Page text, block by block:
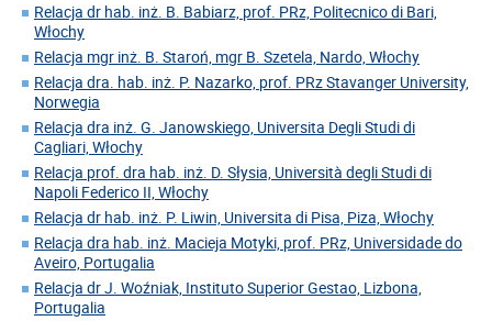
Relacja dr hab. inż. B. Babiarz, prof. PRz, Politecnico di Bari,
Włochy
Relacja mgr inż. B. Staroń, mgr B. Szetela, Nardo, Włochy
Relacja dra. hab. inż. P. Nazarko, prof. PRz Stavanger University,
Norwegia
Relacja dra inż. G. Janowskiego, Universita Degli Studi di
Cagliari, Włochy
Relacja prof. dra hab. inż. D. Słysia, Università degli Studi di
Napoli Federico II, Włochy
Relacja dr hab. inż. P. Liwin, Universita di Pisa, Piza, Włochy
Relacja dra hab. inż. Macieja Motyki, prof. PRz, Universidade do
Aveiro, Portugalia
Relacja dr J. Woźniak, Instituto Superior Gestao, Lizbona,
Portugalia